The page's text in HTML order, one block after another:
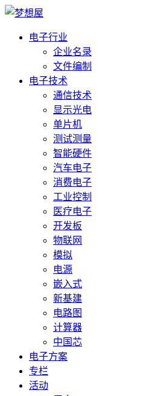
电子行业
企业名录
文件编制
电子技术
通信技术
显示光电
单片机
测试测量
智能硬件
汽车电子
消费电子
工业控制
医疗电子
开发板
物联网
模拟
电源
嵌入式
新基建
电路图
计算器
中国芯
电子方案
专栏
活动